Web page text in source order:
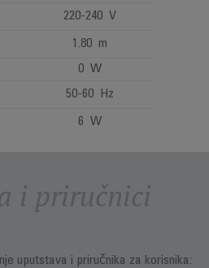
220-240 V
1.80 m
0 W
50-60 Hz
6 W
i priručnici
uputstava i priručnika za korisnika: